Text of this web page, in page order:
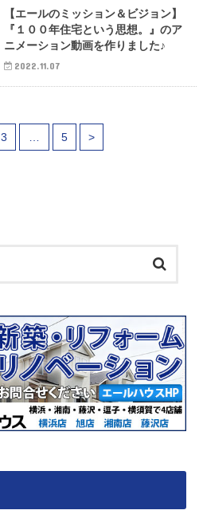
【エールのミッション＆ビジョン】
『１００年住宅という思想。』のア
ニメーション動画を作りました♪
2022.11.07
3 5 >